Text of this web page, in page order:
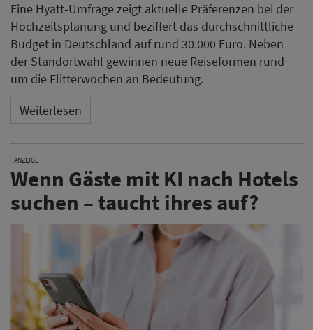
Eine Hyatt-Umfrage zeigt aktuelle Präferenzen bei der
Hochzeitsplanung und beziffert das durchschnittliche
Budget in Deutschland auf rund 30.000 Euro. Neben
der Standortwahl gewinnen neue Reiseformen rund
um die Flitterwochen an Bedeutung.
Weiterlesen
ANZEIGE
Wenn Gäste mit KI nach Hotels
suchen – taucht ihres auf?